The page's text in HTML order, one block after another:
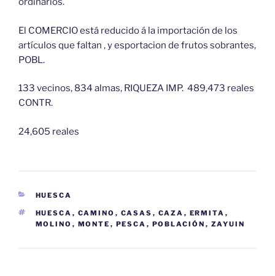
El COMERCIO está reducido á la importación de los
artículos que faltan , y esportacion de frutos sobrantes,
POBL.
133 vecinos, 834 almas, RIQUEZA IMP. 489,473 reales
CONTR.
24,605 reales
CATEGORÍAS
HUESCA
ETIQUETAS
HUESCA , CAMINO , CASAS , CAZA , ERMITA ,
MOLINO , MONTE , PESCA , POBLACIÓN , ZAYUIN